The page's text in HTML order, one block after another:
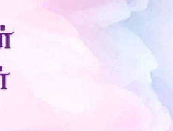
Is Prophet Muhammad superior to Jesus?